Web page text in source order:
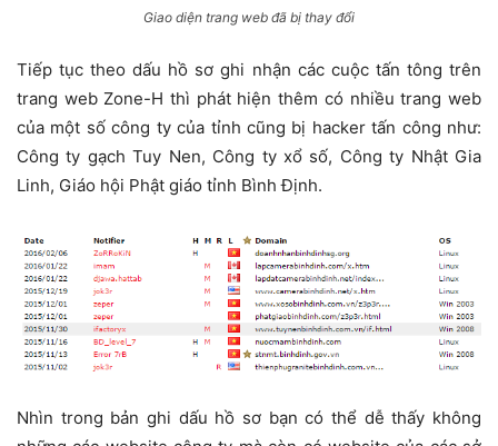
Giao diện trang web đã bị thay đổi
Tiếp tục theo dấu hồ sơ ghi nhận các cuộc tấn tông trên
trang web Zone-H thì phát hiện thêm có nhiều trang web
của một số công ty của tỉnh cũng bị hacker tấn công như:
Công ty gạch Tuy Nen, Công ty xổ số, Công ty Nhật Gia
Linh, Giáo hội Phật giáo tỉnh Bình Định.
Nhìn trong bản ghi dấu hồ sơ bạn có thể dễ thấy không